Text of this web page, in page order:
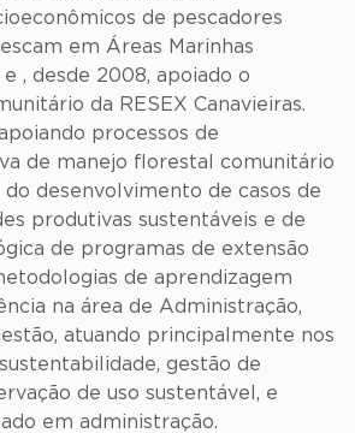
de pescadores
em Áreas Marinhas
, desde 2008, apoiado o
da RESEX Canavieiras.
processos de
de manejo florestal comunitário
desenvolvimento de casos de
produtivas sustentáveis e de
de programas de extensão
de aprendizagem
na área de Administração,
atuando principalmente nos
gestão de
de uso sustentável, e
em administração.